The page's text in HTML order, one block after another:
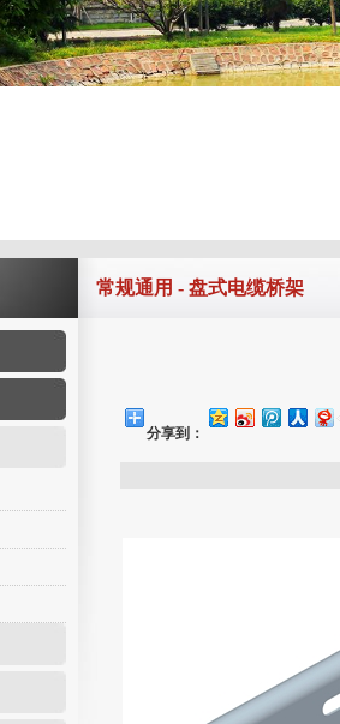
常规通用 - 盘式电缆桥架
分享到：